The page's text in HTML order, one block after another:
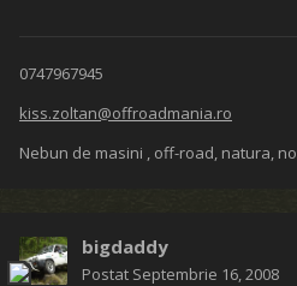
0747967945
kiss.zoltan@offroadmania.ro
Nebun de masini , off-road, natura,
bigdaddy
Postat Septembrie 16, 2008